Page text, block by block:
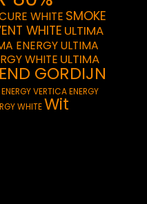
WHITE SMOKE
WHITE ULTIMA
ENERGYULTIMA
WHITE ULTIMA
GORDIJN
VERTICA ENERGY
WHITEWit